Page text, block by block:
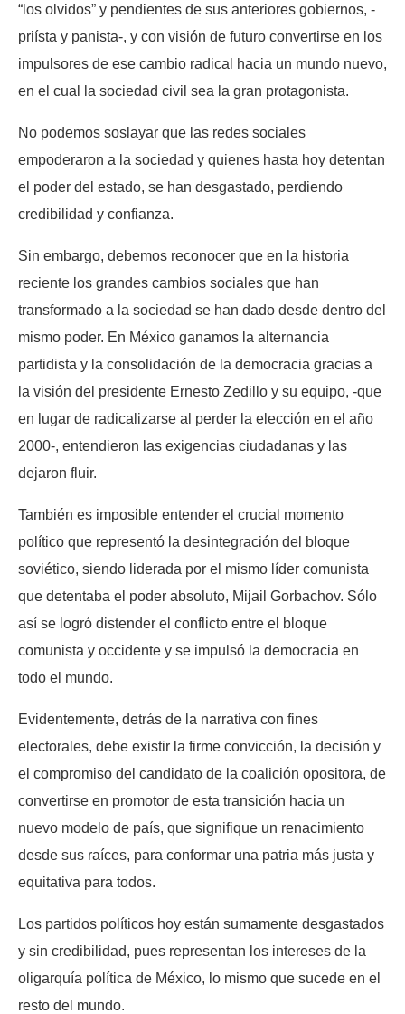
“los olvidos” y pendientes de sus anteriores gobiernos, -
priísta y panista-, y con visión de futuro convertirse en los
impulsores de ese cambio radical hacia un mundo nuevo,
en el cual la sociedad civil sea la gran protagonista.
No podemos soslayar que las redes sociales
empoderaron a la sociedad y quienes hasta hoy detentan
el poder del estado, se han desgastado, perdiendo
credibilidad y confianza.
Sin embargo, debemos reconocer que en la historia
reciente los grandes cambios sociales que han
transformado a la sociedad se han dado desde dentro del
mismo poder. En México ganamos la alternancia
partidista y la consolidación de la democracia gracias a
la visión del presidente Ernesto Zedillo y su equipo, -que
en lugar de radicalizarse al perder la elección en el año
2000-, entendieron las exigencias ciudadanas y las
dejaron fluir.
También es imposible entender el crucial momento
político que representó la desintegración del bloque
soviético, siendo liderada por el mismo líder comunista
que detentaba el poder absoluto, Mijail Gorbachov. Sólo
así se logró distender el conflicto entre el bloque
comunista y occidente y se impulsó la democracia en
todo el mundo.
Evidentemente, detrás de la narrativa con fines
electorales, debe existir la firme convicción, la decisión y
el compromiso del candidato de la coalición opositora, de
convertirse en promotor de esta transición hacia un
nuevo modelo de país, que signifique un renacimiento
desde sus raíces, para conformar una patria más justa y
equitativa para todos.
Los partidos políticos hoy están sumamente desgastados
y sin credibilidad, pues representan los intereses de la
oligarquía política de México, lo mismo que sucede en el
resto del mundo.